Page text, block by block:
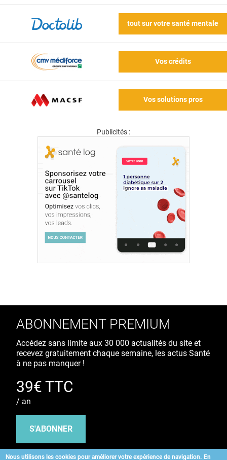
tout sur votre santé mentale
Vos crédits
Vos solutions pros
Publicités :
Nous utilisons les cookies pour améliorer votre expérience de navigation. En
ABONNEMENT PREMIUM
Accédez sans limite aux 30 000 actualités du site et
recevez gratuitement chaque semaine, les actus Santé
à ne pas manquer !
39€ TTC
/ an
S'ABONNER